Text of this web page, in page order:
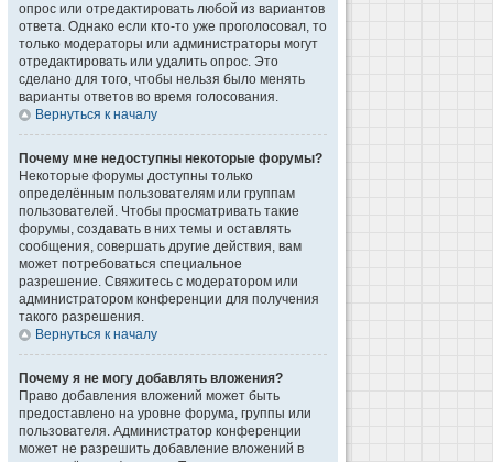
опрос или отредактировать любой из вариантов
ответа. Однако если кто-то уже проголосовал, то
только модераторы или администраторы могут
отредактировать или удалить опрос. Это
сделано для того, чтобы нельзя было менять
варианты ответов во время голосования.
Вернуться к началу
Почему мне недоступны некоторые форумы?
Некоторые форумы доступны только
определённым пользователям или группам
пользователей. Чтобы просматривать такие
форумы, создавать в них темы и оставлять
сообщения, совершать другие действия, вам
может потребоваться специальное
разрешение. Свяжитесь с модератором или
администратором конференции для получения
такого разрешения.
Вернуться к началу
Почему я не могу добавлять вложения?
Право добавления вложений может быть
предоставлено на уровне форума, группы или
пользователя. Администратор конференции
может не разрешить добавление вложений в